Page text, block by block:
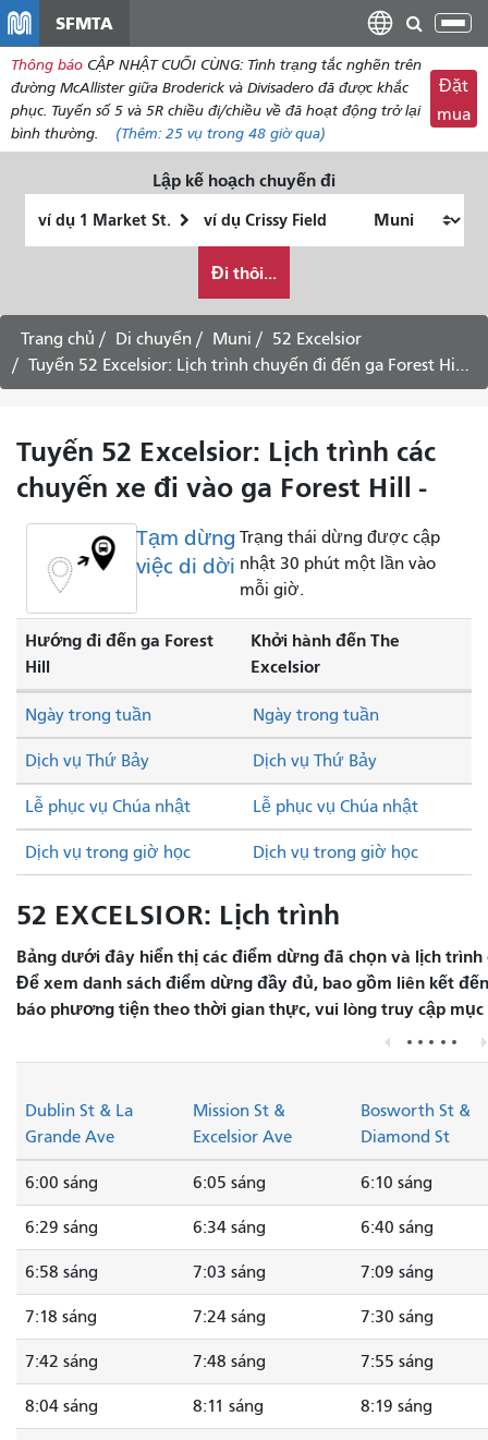
dung
SFMTA
Thông báo CẬP NHẬT CUỐI CÙNG: Tình trạng tắc nghẽn trên
đường McAllister giữa Broderick và Divisadero đã được khắc
phục. Tuyến số 5 và 5R chiều đi/chiều về đã hoạt động trở lại
bình thường.
(Thêm: 25 vụ trong 48 giờ qua)
Đặt
mua
Lập kế hoạch chuyến đi
thúc
muốn
đi
du
lịch
như
nào
Đi thôi...
Trang chủ Di chuyển Muni
52 Excelsior
Tuyến 52 Excelsior: Lịch trình chuyến đi đến ga Forest Hill - Dịch vụ ngày thứ Bảy
Tuyến 52 Excelsior: Lịch trình các
chuyến xe đi vào ga Forest Hill -
Tạm dừng
việc di dời
Trạng thái dừng được cập
nhật 30 phút một lần vào
mỗi giờ.
Hướng đi đến ga Forest
Hill
Khởi hành đến The
Excelsior
Dịch vụ Thứ Bảy Dịch vụ Thứ Bảy
Lễ phục vụ Chúa nhật Lễ phục vụ Chúa nhật
Ngày trong tuần Ngày trong tuần
Dịch vụ trong giờ học Dịch vụ trong giờ học
52 EXCELSIOR: Lịch trình
Bảng dưới đây hiển thị các điểm dừng đã chọn và lịch
Để xem danh sách điểm dừng đầy đủ, bao gồm liên kết
báo phương tiện theo thời gian thực, vui lòng truy cập mục
Dublin St & La
Grande Ave
Mission St &
Excelsior Ave
Bosworth St &
Diamond St
6:00 sáng 6:05 sáng 6:10 sáng
6:29 sáng 6:34 sáng 6:40 sáng
6:58 sáng 7:03 sáng 7:09 sáng
7:18 sáng 7:24 sáng 7:30 sáng
7:42 sáng 7:48 sáng 7:55 sáng
8:04 sáng 8:11 sáng 8:19 sáng